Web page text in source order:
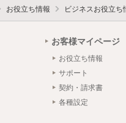
お役立ち情報 ビジネスお役立ち
お客様マイページ
お役立ち情報
サポート
契約・請求書
各種設定